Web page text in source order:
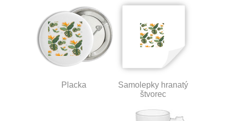
Placka
Samolepky hranatý
štvorec